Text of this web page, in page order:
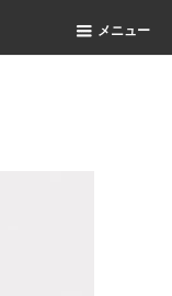
メニュー